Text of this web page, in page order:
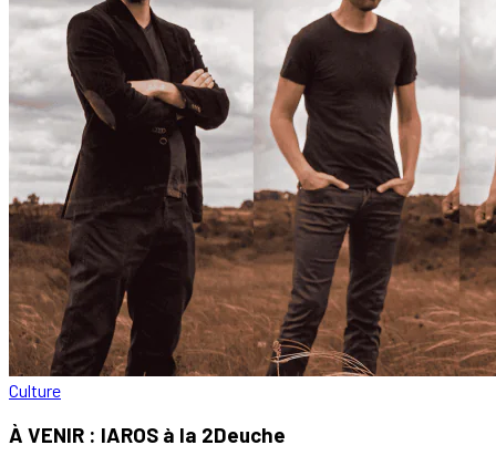
Culture
À VENIR : IAROS à la 2Deuche